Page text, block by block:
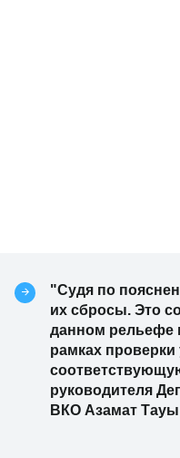
"Судя по
их сбросы. Это
данном рельефе
рамках
руководителя
ВКО Азамат